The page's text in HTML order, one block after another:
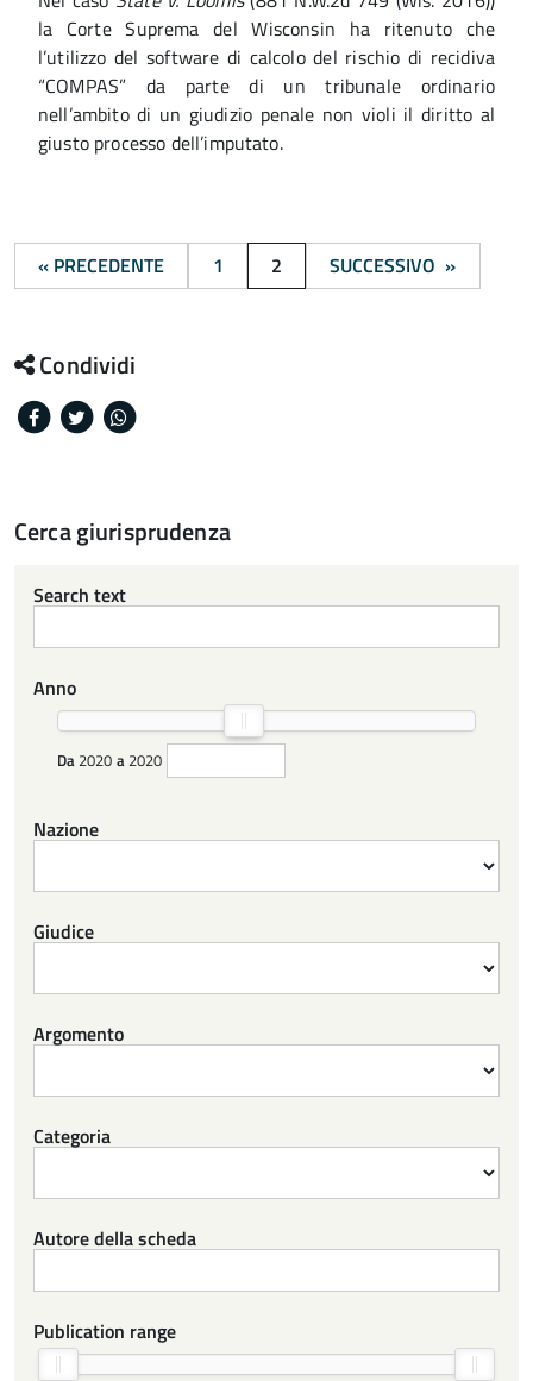
la Corte Suprema del Wisconsin ha ritenuto che
l’utilizzo del software di calcolo del rischio di recidiva
“COMPAS” da parte di un tribunale ordinario
nell’ambito di un giudizio penale non violi il diritto al
giusto processo dell’imputato.
« PRECEDENTE 1 2 SUCCESSIVO »
Condividi
Facebook
Twitter
Cerca giurisprudenza
Search text
Anno
Da 2020 a 2020
Nazione
Giudice
Argomento
Categoria
Autore della scheda
Publication range